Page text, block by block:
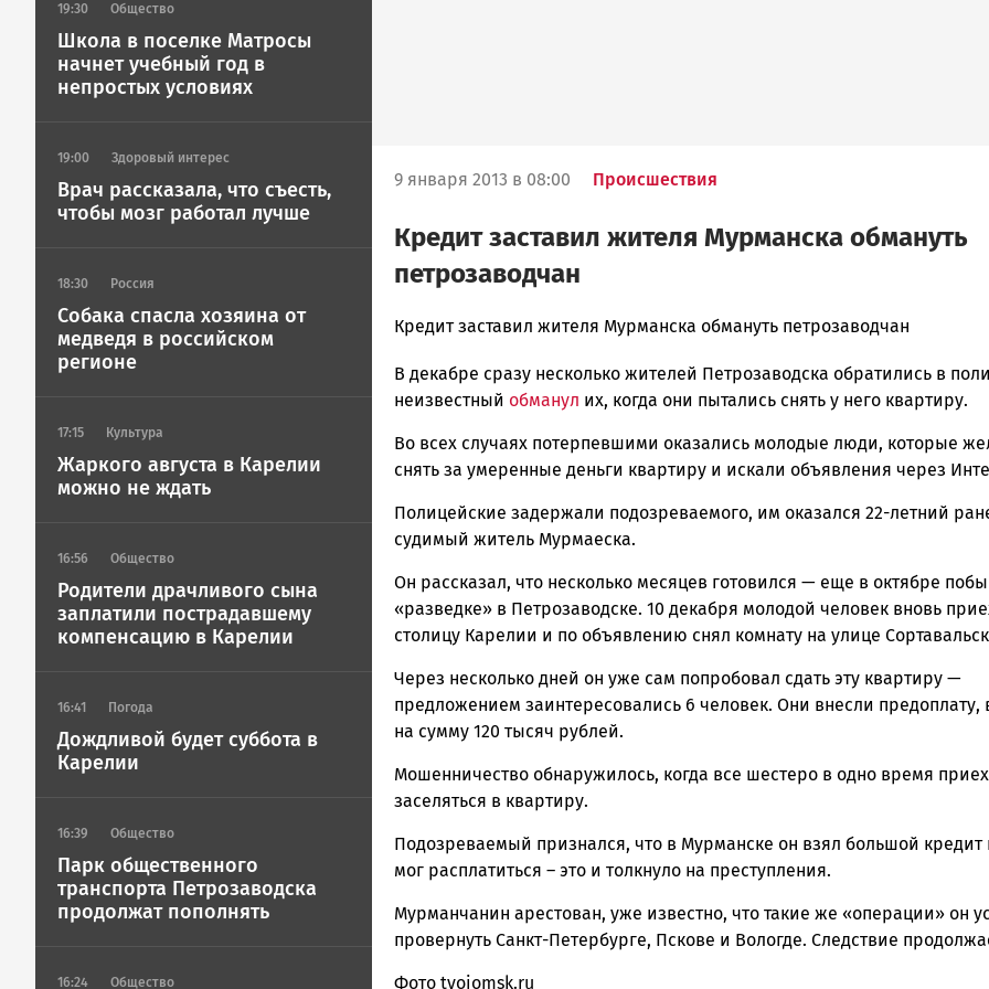
19:30 Общество
Школа в поселке Матросы
начнет учебный год в
непростых условиях
19:00 Здоровый интерес
Врач рассказала, что съесть,
чтобы мозг работал лучше
18:30 Россия
Собака спасла хозяина от
медведя в российском
регионе
17:15 Культура
Жаркого августа в Карелии
можно не ждать
16:56 Общество
Родители драчливого сына
заплатили пострадавшему
компенсацию в Карелии
16:41 Погода
Дождливой будет суббота в
Карелии
16:39 Общество
Парк общественного
транспорта Петрозаводска
продолжат пополнять
16:24 Общество
9 января 2013 в 08:00 Происшествия
Кредит заставил жителя Мурманска обмануть
петрозаводчан
admintimur
Петрозаводска
и
|
Петрозаводск
Кредит заставил жителя Мурманска обмануть петрозаводчан
В декабре сразу несколько жителей Петрозаводска обратились в
неизвестный обманул их, когда они пытались снять у него квартиру.
Во всех случаях потерпевшими оказались молодые люди, которые
снять за умеренные деньги квартиру и искали объявления через
Полицейские задержали подозреваемого, им оказался 22-летний
судимый житель Мурмаеска.
Он рассказал, что несколько месяцев готовился — еще в октябре
«разведке» в Петрозаводске. 10 декабря молодой человек вновь
столицу Карелии и по объявлению снял комнату на улице
Через несколько дней он уже сам попробовал сдать эту квартиру —
предложением заинтересовались 6 человек. Они внесли предоплату,
на сумму 120 тысяч рублей.
Мошенничество обнаружилось, когда все шестеро в одно время
заселяться в квартиру.
Подозреваемый признался, что в Мурманске он взял большой кредит
мог расплатиться – это и толкнуло на преступления.
Мурманчанин арестован, уже известно, что такие же «операции» он
провернуть Санкт-Петербурге, Пскове и Вологде. Следствие
Фото tvoiomsk.ru